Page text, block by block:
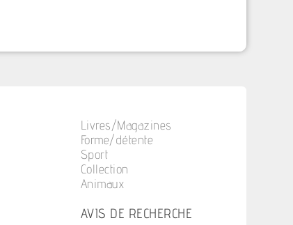
Livres/Magazines
Forme/détente
Sport
Collection
Animaux
AVIS DE RECHERCHE